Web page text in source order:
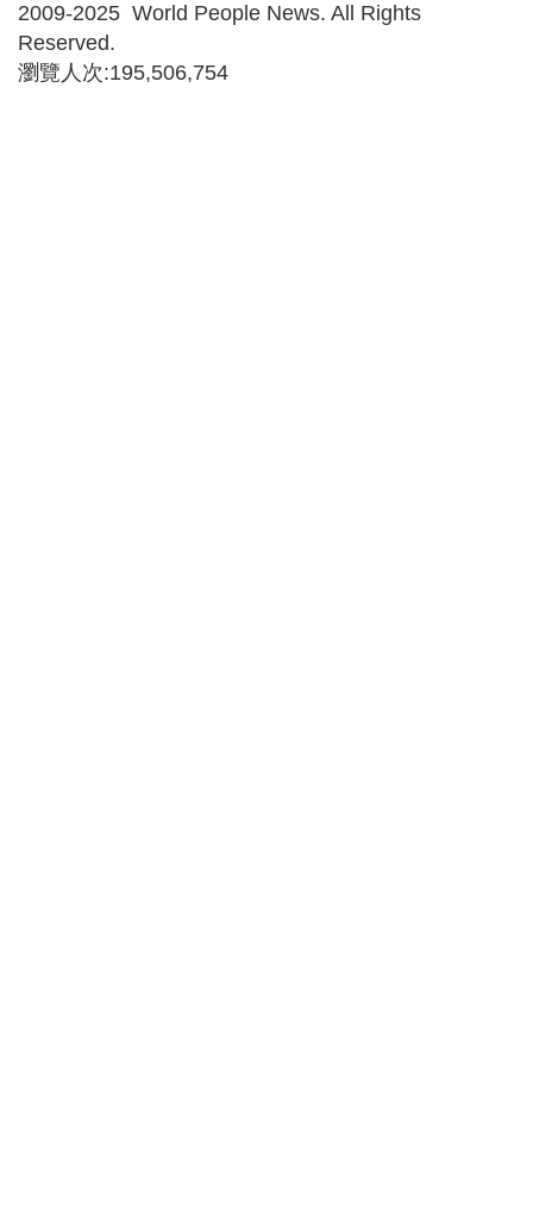
2009-2025 World People News. All Rights
Reserved.
瀏覽人次:195,506,754